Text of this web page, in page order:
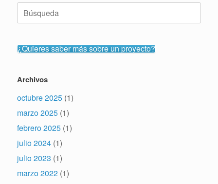
Buscar:
¿Quieres saber más sobre un proyecto?
Archivos
octubre 2025 (1)
marzo 2025 (1)
febrero 2025 (1)
julio 2024 (1)
julio 2023 (1)
marzo 2022 (1)